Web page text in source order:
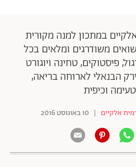
במתכון למנה מקורית
משודרגים ומלאים בכל
פיסטוקים, טחינה ויוגורט
הבנאלי לארוחה בריאה,
טעימה וכיפית
אלקיים | 10 באוגוסט 2016